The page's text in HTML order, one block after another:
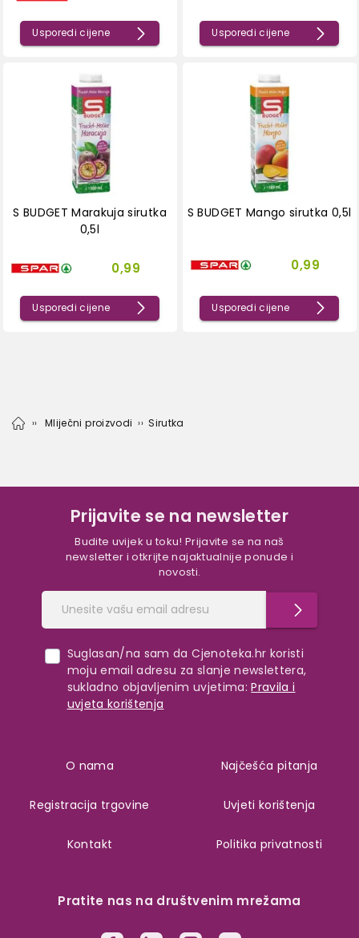
Usporedi cijene Usporedi cijene
S BUDGET Marakuja sirutka
0,5l
0,99
Usporedi cijene
S BUDGET Mango sirutka 0,5l
0,99
Usporedi cijene
Mliječni proizvodi Sirutka
Prijavite se na newsletter
Budite uvijek u toku! Prijavite se na naš
newsletter i otkrijte najaktualnije ponude i
novosti.
Suglasan/na sam da Cjenoteka.hr koristi
moju email adresu za slanje newslettera,
sukladno objavljenim uvjetima: Pravila i
uvjeta korištenja
Pratite nas na društvenim mrežama
O nama
Registracija trgovine
Kontakt
Najčešća pitanja
Uvjeti korištenja
Politika privatnosti